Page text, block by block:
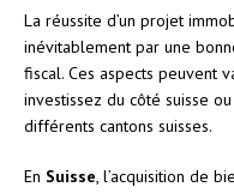
La réussite d’un projet
inévitablement par une
fiscal. Ces aspects peuvent
investissez du côté suisse
différents cantons suisses.
En Suisse , l’acquisition de